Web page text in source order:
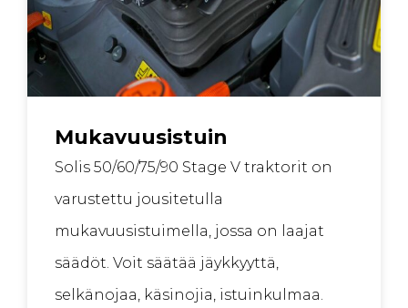
Mukavuusistuin
Solis 50/60/75/90 Stage V traktorit on
varustettu jousitetulla
mukavuusistuimella, jossa on laajat
säädöt. Voit säätää jäykkyyttä,
selkänojaa, käsinojia, istuinkulmaa.